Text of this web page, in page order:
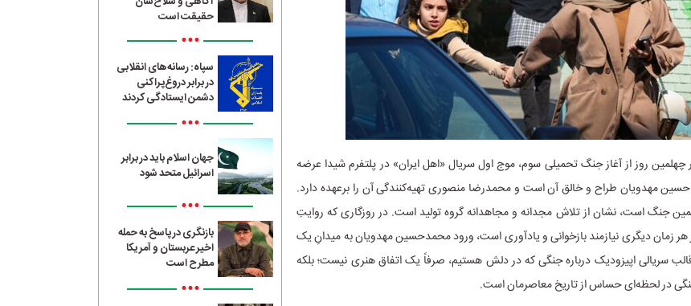
چهلمین روز از آغاز جنگ تحمیلی سوم، موج اول سریال «اهل ایران» در پلتفرم شیدا عرضه
مهدویان طراح و خالق آن است و محمدرضا منصوری تهیه‌کنندگی آن را برعهده دارد.
جنگ است، نشان از تلاش مجدانه و مجاهدانه گروه تولید است. در روزگاری که روایتِ
هر زمان دیگری نیازمند بازخوانی و یادآوری است، ورود محمدحسین مهدویان به میدانِ یک
سریالی اپیزودیک درباره‌ جنگی که در دلش هستیم، صرفاً یک اتفاق هنری نیست؛ بلکه
در لحظه‌ای حساس از تاریخ معاصرمان است.
حقیقت است
•••
سپاه: رسانه‌های انقلابی
در برابر دروغ‌پراکنی
دشمن ایستادگی کردند
•••
جهان اسلام باید در برابر
اسرائیل متحد شود
•••
بازنگری در پاسخ به حمله
اخیر عربستان و آمریکا
مطرح است
•••